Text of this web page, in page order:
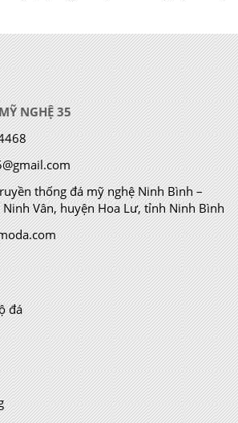
NGHỆ 35
thống đá mỹ nghệ Ninh Bình –
Ninh Vân, huyện Hoa Lư, tỉnh Ninh Bình
đá